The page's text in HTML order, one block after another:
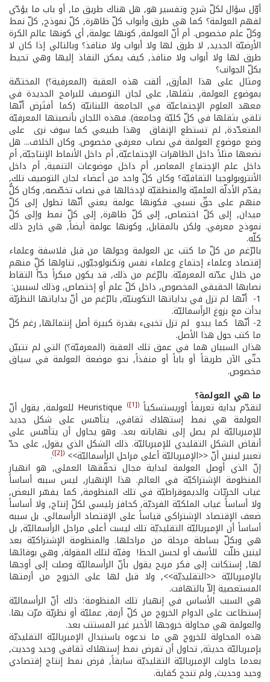
أوّل سؤال لكلّ شرح وتفسير هو, هل هناك طريق ما, أو باب ما يؤدّي
لفهم العولمة؟ كما هي طرق وأبواب كلّ ظاهرة, كلّ نموذج, كلّ نمط
وكلّ علم مخصوص. أم أنّ العولمة, كونها عولمة, أي كونها عالم الكرة
الأرضيّة الجديد, لا طرق لها ولا أبواب ولا منافذ؟ وبالتالي إذا كان لا
طرق لها ولا أبواب ولا منافذ, كيف يمكن النفاذ إليها وهي تحيط
بكلّ الجوانب؟
ومثال على هذا المأزق, ألقت هذه العقبة (المعرفية؟) المختصّة
بموضوع العولمة, بثقلها, على لجان التوصيف للبرامج الجديدة في
معهد العلوم الإجتماعيّة في الجامعة اللبنانيّة (كما أفتَرض أنّها
تلقي بثقلها في كلّ كليّة وجامعة). فهذه اللجان بأنصبتها المعرفيّة
المتعدّدة, لم تستطع الإنفاق ­ وهذا طبيعي كما سوف نرى ­ على
وضع موضوع العولمة في نصاب معرفي مخصوص. وكان الخلاف... هل
نضعها مثلاً داخل الظاهرات الإجتماعيّة, أم داخل الأنماط الإنتاجيّة, أم
داخل علم الإجتماع المعاصر, أم داخل موضوعات التنمية, أم داخل
الأنتروبولوجيا الثقافيّة؟ وكان كلّ واحد من أعضاء لجان التوصيف تلك,
يقدّم الأدلّة العلميّة والمنطقيّة لإدخالها في نصاب تخصّصه, وكان كلٌّ
منهم على حقّ نسبي. فكونها عولمة يعني أنّها تطول إلى كلّ
ميدان, إلى كلّ اختصاص, إلى كلّ ظاهرة, إلى كلّ نمط وإلى كلّ
نموذج معرفي. ولكن بالمقابل, وكونها عولمة أيضاً, هي خارج ذلك
كلّه.
بالرّغم من كلّ ما كتب عن العولمة وحولها من قبل فلاسفة وعلماء
إقتصاد وعلماء إجتماع وعلماء نفس وتكنولوجيّون, تناولها كلّ منهم
من خلال عدّته المعرفيّة. بالرّغم من ذلك, قد يكون مبكراً جدّاً التقاط
نصابها الحقيقي المخصوص, داخل كلّ علم أو إختصاص, وذلك لسببين:
1- ­ أنّها لم تزل في بداياتها التكوينيّة, بالرّغم من أنّ بداياتها النظريّة
بدأت مع بزوغ الرأسماليّة.
2-­ أنّها ­ كما يبدو ­ لم تزل تخبىء بقدرة كبيرة أصل إنتمائها, رغم كلّ
ما كتب حول هذا الأصل.
هذان السببان هما في عمق تلك العقبة (المعرفيّة؟) التي لم تتبيّن
حتّى الآن طريقاً أو باباً أو منفذاً, نحو موضعة العولمة في سياق
مخصوص.
ما هي العولمة؟
لنقدّم بداية تعريفاً أوريستسكياً(
[1]
) Heuristique للعولمة, يقول أنّ
العولمة هي نمط إستهلاك ثقافي, يتأسّس على شكل جديد
للإمبرياليّة لم يصل إلى نهاياته بعد. وهو يحاول أن يتأسّس على
أنقاض الشكل التقليدي للإمبرياليّة. ذلك الشكل الذي يقول, على حدّ
تعبير لينين أنّ <<الإمبرياليّة أعلى مراحل الرأسماليّة>> (
[2]
)
.
إنّ الذي أوصل العولمة لبداية مجال تحقّقها العملي, هو انهيار
المنظومة الإشتراكيّة في العالم. هذا الإنهيار, ليس سببه أساساً
غياب الحريّات والديموقراطيّة في تلك المنظومة, كما يفسّر البعض,
ولا أساساً غياب الملكيّة الفرديّة, كحافز رئيسي لكلّ إنتاج, ولا أساساً
ضعف الإقتصاد الإشتراكي قياساً على الإقتصاد الرأسمالي. بل سببه
أساساً أن الإمبرياليّة التقليديّة تلك ليست أعلى مراحل الرأسماليّة, بل
هي وبكلّ بساطة مرحلة من مراحلها. والمنظومة الإشتراكيّة بعد
لينين ظلّت ­ للأسف أو لحسن الحظ! ­ وفيّة لتلك المقولة, وهي بوفائها
لها, إستكانت إلى فكر مريح يقول بأنّ الرأسماليّة وصلت إلى أوجها
بالإمبرياليّة <<التقليديّة>>, ولا قبل لها على الخروج من أزمتها
المستعصية إلاّ بالتهافت.
هي السبب الأساس في إنهيار تلك المنظومة؛ ذلك أنّ الرأسماليّة
إستطاعت على الدوام الخروج من كلّ أزمة, عمليّة أو نظريّة مرّت بها.
والعولمة هي محاولة خروجها الأخير غير المستتب بعد.
هذه المحاولة للخروج هي ما ندعوه باستبدال الإمبرياليّة التقليديّة
بإمبرياليّة حديثة, تحاول أن تفرض نمط إستهلاك ثقافي وحيد وحديث,
بعدما حاولت الإمبرياليّة التقليديّة سابقاً, فرض نمط إنتاج إقتصادي
وحيد وحديث, ولم تنجح كفاية.